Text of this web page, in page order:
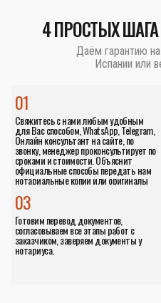
4 ПРОСТЫХ
Даём гарантию
Испании или
01
Свяжитесь с нами любым удобным
для Вас способом, WhatsApp, Telegram,
Онлайн консультант на сайте, по
звонку, менеджер проконсультирует по
сроками и стоимости. Объяснит
официальные способы передать нам
нотариальные копии или оригиналы
03
Готовим перевод документов,
согласовываем все этапы работ с
заказчиком, заверяем документы у
нотариуса.